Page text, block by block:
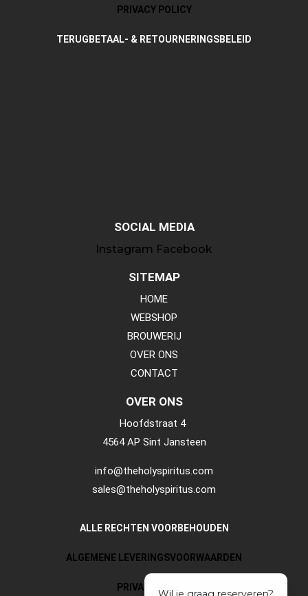
PRIVACY POLICY
TERUGBETAAL- & RETOURNERINGSBELEID
SOCIAL MEDIA
Instagram Facebook
SITEMAP
HOME
WEBSHOP
BROUWERIJ
OVER ONS
CONTACT
OVER ONS
Hoofdstraat 4
4564 AP Sint Jansteen
info@theholyspiritus.com
sales@theholyspiritus.com
ALLE RECHTEN VOORBEHOUDEN
ALGEMENE LEVERINGSVOORWAARDEN
PRIVACY POLICY